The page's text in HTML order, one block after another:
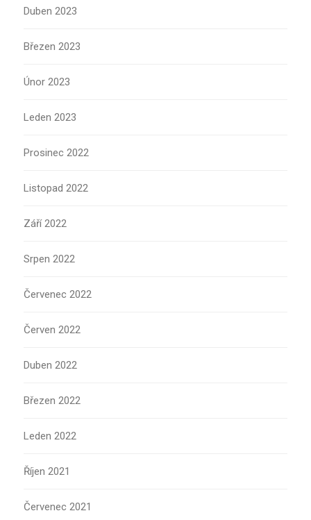
Duben 2023
Březen 2023
Únor 2023
Leden 2023
Prosinec 2022
Listopad 2022
Září 2022
Srpen 2022
Červenec 2022
Červen 2022
Duben 2022
Březen 2022
Leden 2022
Říjen 2021
Červenec 2021